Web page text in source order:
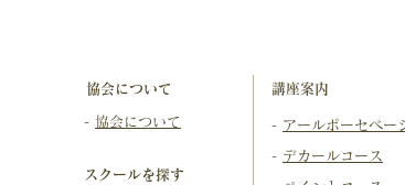
協会について
- 協会について
スクールを探す
​講座案内
- アールポーセベー
- デカールコース